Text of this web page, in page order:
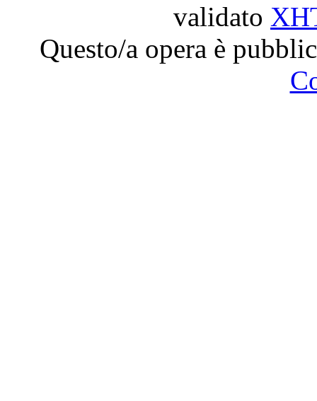
validato
Questo/a opera è